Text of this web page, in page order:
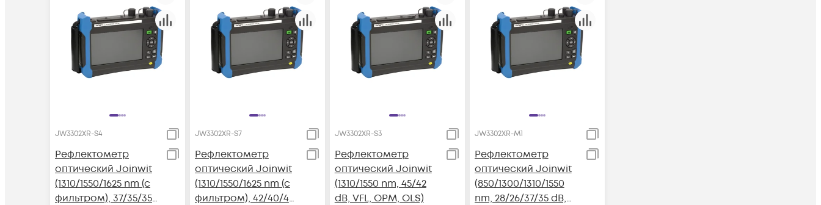
JW3302XR-S4
Рефлектометр
оптический Joinwit
(1310/1550/1625 nm (с
фильтром), 37/35/35
JW3302XR-S7
Рефлектометр
оптический Joinwit
(1310/1550/1625 nm (с
фильтром), 42/40/40
JW3302XR-S3
Рефлектометр
оптический Joinwit
(1310/1550 nm, 45/42
dB, VFL, OPM, OLS)
JW3302XR-M1
Рефлектометр
оптический Joinwit
(850/1300/1310/1550
nm, 28/26/37/35 dB,